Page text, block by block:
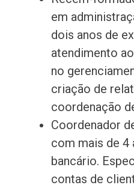
em
dois anos de
atendimento
no
criação de
coordenação
Coordenador
com mais de 4
bancário.
contas de